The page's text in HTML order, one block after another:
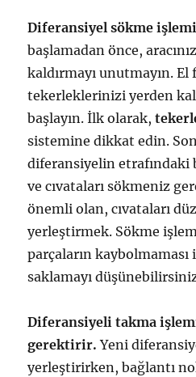
Diferansiyel sökme işlemi
başlamadan önce,
kaldırmayı unutmayın.
tekerleklerinizi yerden
başlayın. İlk olarak,
sistemine dikkat edin.
diferansiyelin etrafındaki
ve cıvataları sökmeniz
önemli olan, cıvataları
yerleştirmek. Sökme
parçaların
saklamayı
Diferansiyeli takma
gerektirir. Yeni
yerleştirirken, bağlantı